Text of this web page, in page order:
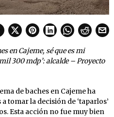
en Cajeme, sé que es mi
300 mdp’: alcalde – Proyecto
de baches en Cajeme ha
tomar la decisión de ‘taparlos’
Esta acción no fue muy bien